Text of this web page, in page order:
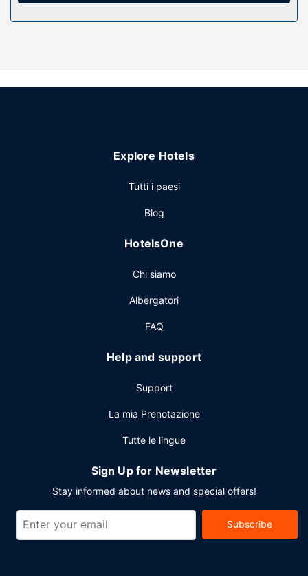
hall.
preferito! Presso questa struttura troverai un bar/lounge.
giorni dalle ore 06:00 alle ore 10:00.
lavaggio a secco, una reception aperta 24 ore su 24 e
ritorno) è disponibile gratuitamente 24 ore su 24.
Explore Hotels
Tutti i paesi
Blog
HotelsOne
Chi siamo
Albergatori
FAQ
Help and support
Support
La mia Prenotazione
Tutte le lingue
Sign Up for Newsletter
Stay informed about news and special offers!
Subscribe